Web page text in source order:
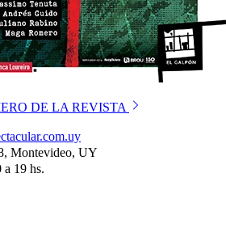
DE LA REVISTA
Montevideo, UY
19 hs.